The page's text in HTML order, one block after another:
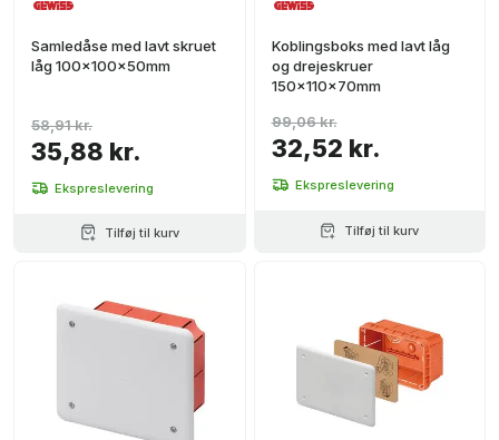
Samledåse med lavt skruet
låg 100x100x50mm
35,88 kr.
58,91 kr.
Ekspreslevering
Tilføj til kurv
Koblingsboks med lavt låg
og drejeskruer
150x110x70mm
32,52 kr.
99,06 kr.
Ekspreslevering
Tilføj til kurv